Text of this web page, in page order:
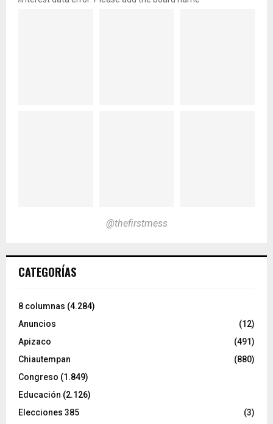
@thefirstmess
CATEGORÍAS
8 columnas (4.284)
Anuncios
(12)
Apizaco
(491)
Chiautempan
(880)
Congreso (1.849)
Educación (2.126)
Elecciones 385
(3)